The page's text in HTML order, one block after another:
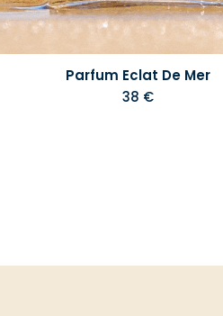
Parfum Eclat De Mer
38 €